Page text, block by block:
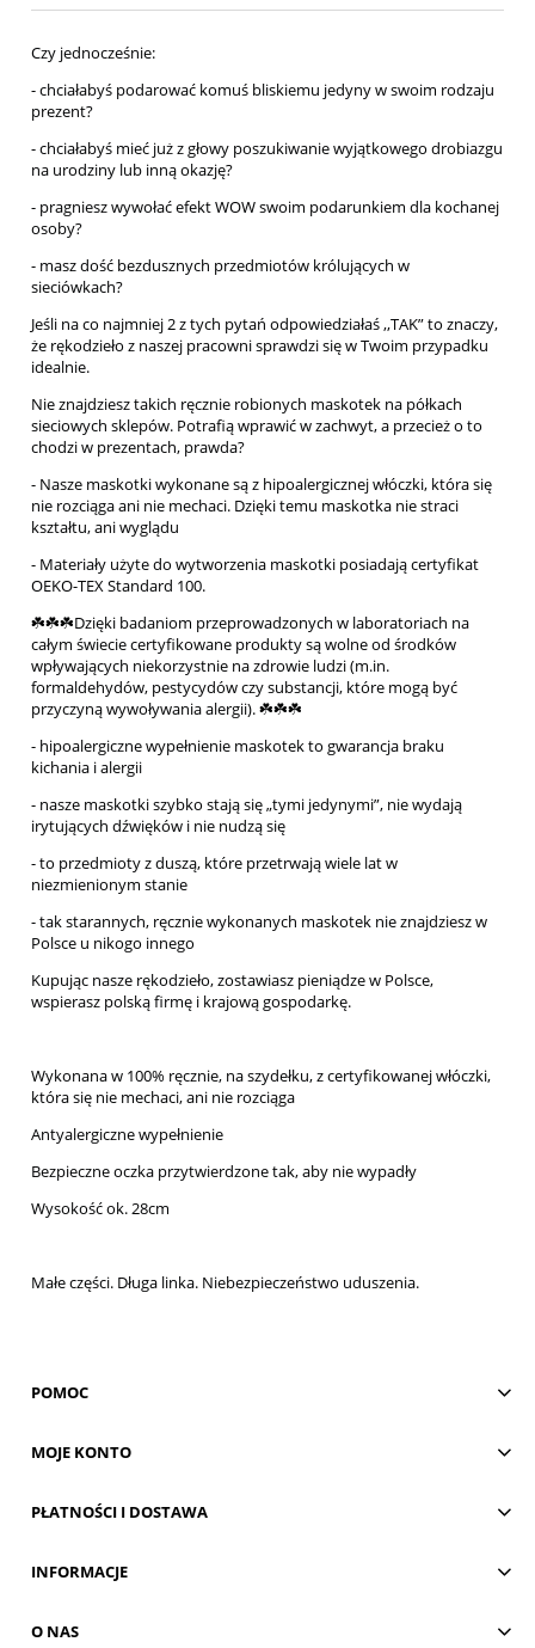
Czy jednocześnie:
- chciałabyś podarować komuś bliskiemu jedyny w swoim rodzaju
prezent?
- chciałabyś mieć już z głowy poszukiwanie wyjątkowego drobiazgu
na urodziny lub inną okazję?
- pragniesz wywołać efekt WOW swoim podarunkiem dla kochanej
osoby?
- masz dość bezdusznych przedmiotów królujących w
sieciówkach?
Jeśli na co najmniej 2 z tych pytań odpowiedziałaś ,,TAK” to znaczy,
że rękodzieło z naszej pracowni sprawdzi się w Twoim przypadku
idealnie.
Nie znajdziesz takich ręcznie robionych maskotek na półkach
sieciowych sklepów. Potrafią wprawić w zachwyt, a przecież o to
chodzi w prezentach, prawda?
- Nasze maskotki wykonane są z hipoalergicznej włóczki, która się
nie rozciąga ani nie mechaci. Dzięki temu maskotka nie straci
kształtu, ani wyglądu
- Materiały użyte do wytworzenia maskotki posiadają certyfikat
OEKO-TEX Standard 100.
☘️☘️☘️Dzięki badaniom przeprowadzonych w laboratoriach na
całym świecie certyfikowane produkty są wolne od środków
wpływających niekorzystnie na zdrowie ludzi (m.in.
formaldehydów, pestycydów czy substancji, które mogą być
przyczyną wywoływania alergii). ☘️☘️☘️
- hipoalergiczne wypełnienie maskotek to gwarancja braku
kichania i alergii
- nasze maskotki szybko stają się „tymi jedynymi”, nie wydają
irytujących dźwięków i nie nudzą się
- to przedmioty z duszą, które przetrwają wiele lat w
niezmienionym stanie
- tak starannych, ręcznie wykonanych maskotek nie znajdziesz w
Polsce u nikogo innego
Kupując nasze rękodzieło, zostawiasz pieniądze w Polsce,
wspierasz polską firmę i krajową gospodarkę.
Wykonana w 100% ręcznie, na szydełku, z certyfikowanej włóczki,
która się nie mechaci, ani nie rozciąga
Antyalergiczne wypełnienie
Bezpieczne oczka przytwierdzone tak, aby nie wypadły
Wysokość ok. 28cm
Małe części. Długa linka. Niebezpieczeństwo uduszenia.
POMOC
MOJE KONTO
PŁATNOŚCI I DOSTAWA
INFORMACJE
O NAS